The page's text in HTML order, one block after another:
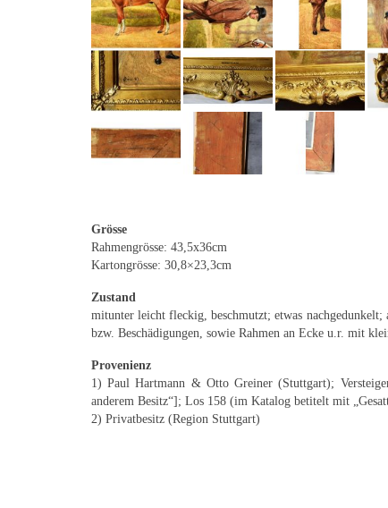
Grösse
Rahmengrösse: 43,5x36cm
Kartongrösse: 30,8×23,3cm
Zustand
mitunter leicht fleckig, beschmutzt; etwas
bzw. Beschädigungen, sowie Rahmen an Ecke u.r. mit
Provenienz
1) Paul Hartmann & Otto Greiner (Stuttgart);
anderem Besitz“]; Los 158 (im Katalog betitelt mit
2) Privatbesitz (Region Stuttgart)